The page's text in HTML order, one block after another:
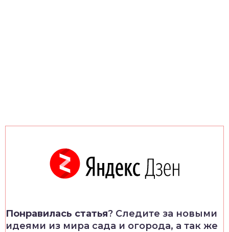
Понравилась статья? Следите за новыми
идеями из мира сада и огорода, а так же